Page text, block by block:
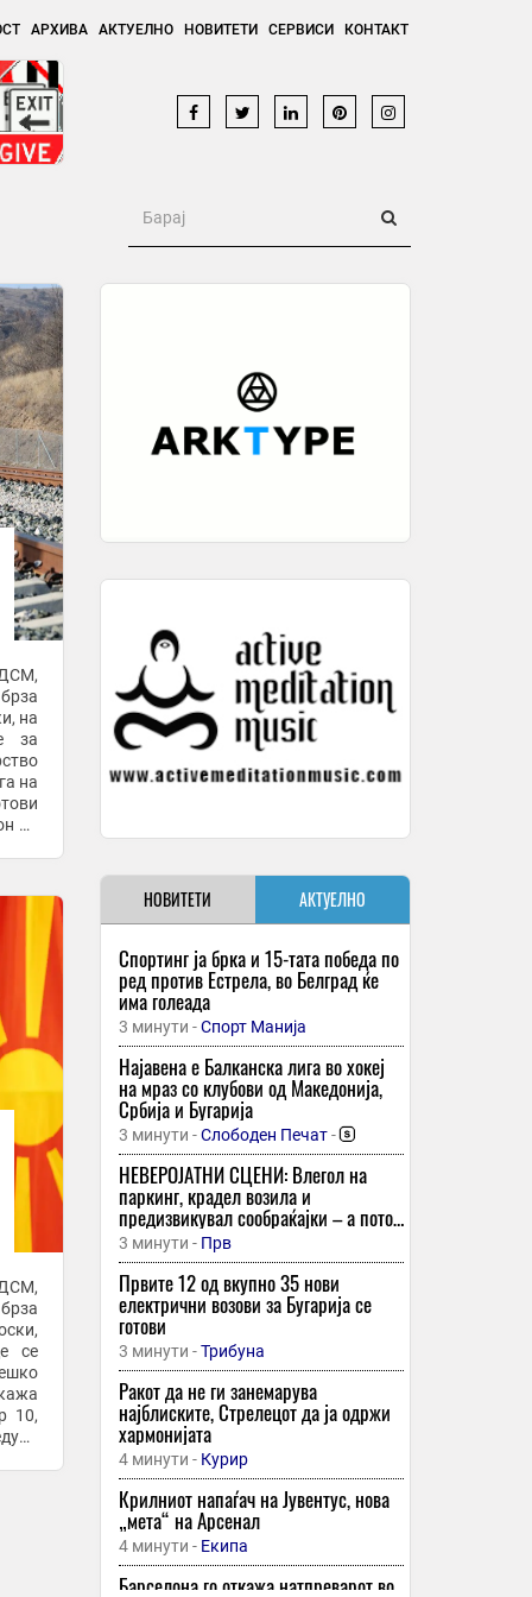
АРХИВА АКТУЕЛНО НОВИТЕТИ СЕРВИСИ КОНТАКТ
на
за
на
во
се
10,
НОВИТЕТИ АКТУЕЛНО
Спортинг ја брка и 15-тата победа по
ред против Естрела, во Белград ќе
има голеада
3 минути -Спорт Манија
Најавена е Балканска лига во хокеј
на мраз со клубови од Македонија,
Србија и Бугарија
3 минути -Слободен Печат -
НЕВЕРОЈАТНИ СЦЕНИ: Влегол на
паркинг, крадел возила и
предизвикувал сообраќајки – а потоа
следувала нова драма!
3 минути - Прв
Првите 12 од вкупно 35 нови
електрични возови за Бугарија се
готови
3 минути -Трибуна
Ракот да не ги занемарува
најблиските, Стрелецот да ја одржи
хармонијата
4 минути - Курир
Крилниот напаѓач на Јувентус, нова
„мета“ на Арсенал
4 минути - Екипа
Барселона го откажа натпреварот во